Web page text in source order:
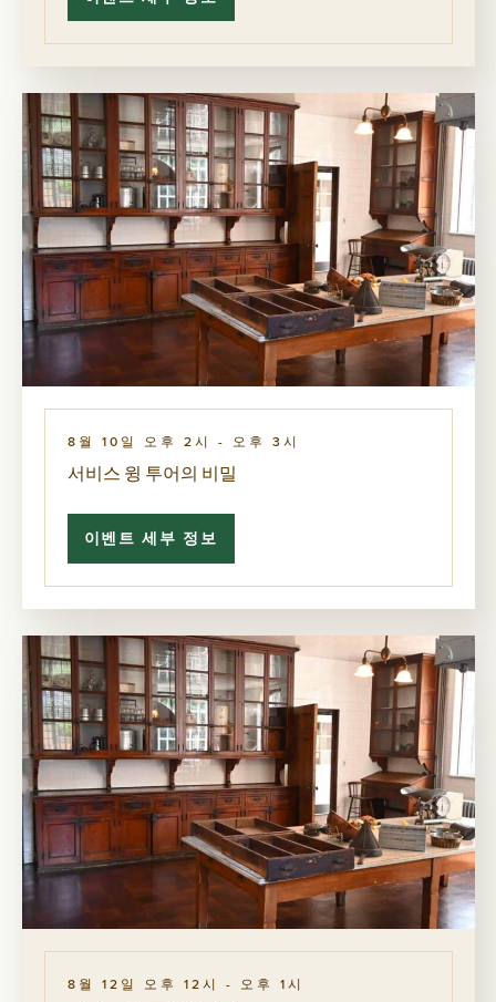
스
윙
의
비
밀
8월 10일 오후 2시 - 오후 3시
서비스 윙 투어의 비밀
이벤트 세부 정보
스
윙
어
의
비
밀
8월 12일 오후 12시 - 오후 1시